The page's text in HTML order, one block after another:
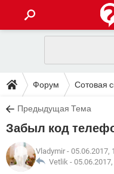
INSTAGRAM
ИГРЫ
ВКОНТАКТЕ
GOOGLE
ПОЛЕЗНЫЕ СОВЕТЫ
TIKTOK
WINDOWS 10
ЗАГРУЗКИ
TIKTOK
WHATSAPP
FACEBOOK
TIKTOK
ЭНЦИКЛОПЕДИЯ
Форум Сотовая
Предыдущая Тема
Забыл код
Vladymir - 05.06.2017,
Vetlik -